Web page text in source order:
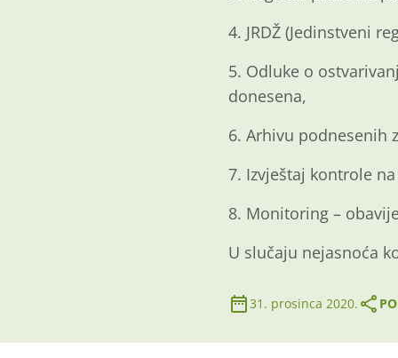
4. JRDŽ (Jedinstveni
5. Odluke o
donesena,
6. Arhivu podnesenih
7. Izvještaj kontrole
8. Monitoring –
U slučaju nejasnoća
31. prosinca 2020.